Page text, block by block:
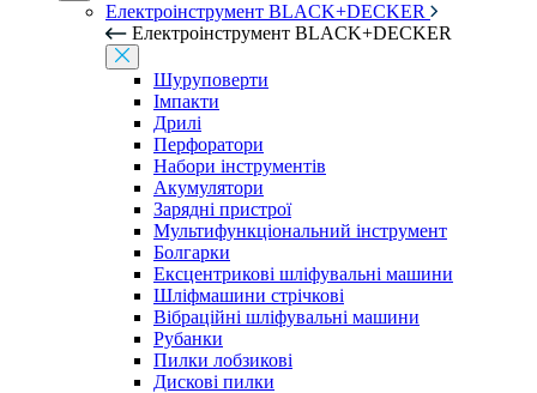
Електроінструмент BLACK+DECKER
Електроінструмент BLACK+DECKER
Шуруповерти
Імпакти
Дрилі
Перфоратори
Набори інструментів
Акумулятори
Зарядні пристрої
Мультифункціональний інструмент
Болгарки
Ексцентрикові шліфувальні машини
Шліфмашини стрічкові
Вібраційні шліфувальні машини
Рубанки
Пилки лобзикові
Дискові пилки